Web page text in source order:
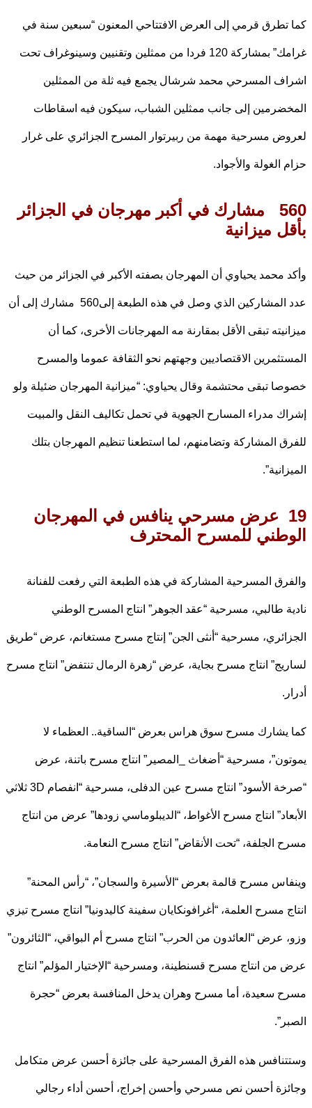
تطرق قرمي إلى العرض الافتتاحي المعنون “سبعين سنة في
غرامك” بمشاركة 120 فردا من ممثلين وتقنيين وسينوغراف تحت
المسرحي محمد شرشال يجمع فيه ثلة من الممثلين
إلى جانب ممثلين الشباب، سيكون فيه اسقاطات
مسرحية مهمة من ربيرتوار المسرح الجزائري على غرار
الغولة والأجواد.
560 مشارك في أكبر مهرجان في الجزائر
ميزانية
محمد يحياوي أن المهرجان بصفته الأكبر في الجزائر من حيث
عدد المشاركين الذي وصل في هذه الطبعة إلى560 مشارك إلى أن
تبقى الأقل بمقارنة مه المهرجانات الأخرى، كما أن
الاقتصاديين وجهتهم نحو الثقافة عموما والمسرح
تبقى محتشمة وقال يحياوي: “ميزانية المهرجان ضئيلة ولو
مدراء المسارح الجهوية في تحمل تكاليف النقل والمبيت
المشاركة وتضامنهم، لما استطعنا تنظيم المهرجان بتلك
عرض مسرحي ينافس في المهرجان
للمسرح المحترف
المسرحية المشاركة في هذه الطبعة التي رفعت للفنانة
طالبي، مسرحية “عقد الجوهر” انتاج المسرح الوطني
مسرحية “أنثى الجن” إنتاج مسرح مستغانم، عرض “طريق
انتاج مسرح بجاية، عرض “زهرة الرمال تنتفض” انتاج مسرح
يشارك مسرح سوق هراس بعرض “الساقية.. العظماء لا
مسرحية “أضغاث _المصير” انتاج مسرح باتنة، عرض
“صرخة الأسود” انتاج مسرح عين الدفلى، مسرحية “انفصام 3D ثلاثي
انتاج مسرح الأغواط، “الديبلوماسي زودها” عرض من انتاج
الجلفة، “تحت الأنقاض” انتاج مسرح النعامة.
مسرح قالمة بعرض “الأسيرة والسجان”، “رأس المحنة”
مسرح العلمة، “أغرافونكايان سفينة كاليدونيا” انتاج مسرح تيزي
عرض “العائدون من الحرب” انتاج مسرح أم البواقي، “الثائرون”
انتاج مسرح قسنطينة، ومسرحية “الإختيار المؤلم” انتاج
سعيدة، أما مسرح وهران يدخل المنافسة بعرض “حجرة
هذه الفرق المسرحية على جائزة أحسن عرض متكامل
أحسن نص مسرحي وأحسن إخراج، أحسن أداء رجالي